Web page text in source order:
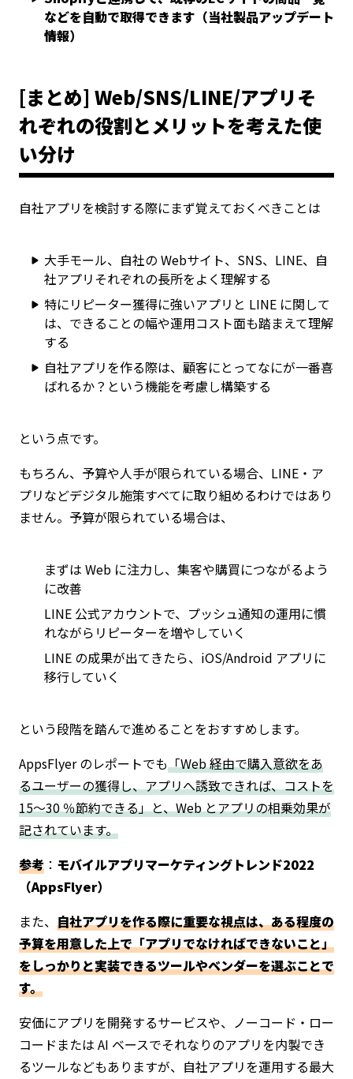
などを自動で取得できます（当社製品アップデート
情報）
[まとめ] Web/SNS/LINE/アプリそ
れぞれの役割とメリットを考えた使
い分け
自社アプリを検討する際にまず覚えておくべきことは
大手モール、自社の Webサイト、SNS、LINE、自
社アプリそれぞれの長所をよく理解する
特にリピーター獲得に強いアプリと LINE に関して
は、できることの幅や運用コスト面も踏まえて理解
する
自社アプリを作る際は、顧客にとってなにが一番喜
ばれるか？という機能を考慮し構築する
という点です。
もちろん、予算や人手が限られている場合、LINE・ア
プリなどデジタル施策すべてに取り組めるわけではあり
ません。予算が限られている場合は、
まずは Web に注力し、集客や購買につながるよう
に改善
LINE 公式アカウントで、プッシュ通知の運用に慣
れながらリピーターを増やしていく
LINE の成果が出てきたら、iOS/Android アプリに
移行していく
という段階を踏んで進めることをおすすめします。
AppsFlyer のレポートでも「Web 経由で購入意欲をあ
るユーザーの獲得し、アプリへ誘致できれば、コストを
15～30 ％節約できる」と、Web とアプリの相乗効果が
記されています。
参考 ： モバイルアプリマーケティングトレンド2022
（AppsFlyer）
また、 自社アプリを作る際に重要な視点は、ある程度の
予算を用意した上で「アプリでなければできないこと」
をしっかりと実装できるツールやベンダーを選ぶことで
す。
安価にアプリを開発するサービスや、ノーコード・ロー
コードまたは AI ベースでそれなりのアプリを内製でき
るツールなどもありますが、自社アプリを運用する最大